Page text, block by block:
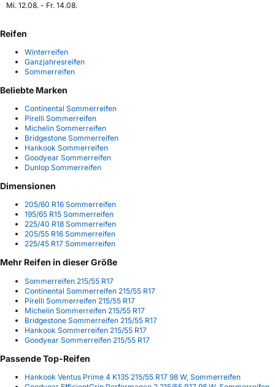
Mi. 12.08. - Fr. 14.08.
Reifen
Winterreifen
Ganzjahresreifen
Sommerreifen
Beliebte Marken
Continental Sommerreifen
Pirelli Sommerreifen
Michelin Sommerreifen
Bridgestone Sommerreifen
Hankook Sommerreifen
Goodyear Sommerreifen
Dunlop Sommerreifen
Dimensionen
205/60 R16 Sommerreifen
195/65 R15 Sommerreifen
225/40 R18 Sommerreifen
205/55 R16 Sommerreifen
225/45 R17 Sommerreifen
Mehr Reifen in dieser Größe
Sommerreifen 215/55 R17
Continental Sommerreifen 215/55 R17
Pirelli Sommerreifen 215/55 R17
Michelin Sommerreifen 215/55 R17
Bridgestone Sommerreifen 215/55 R17
Hankook Sommerreifen 215/55 R17
Goodyear Sommerreifen 215/55 R17
Passende Top-Reifen
Hankook Ventus Prime 4 K135 215/55 R17 98 W, Sommerreifen